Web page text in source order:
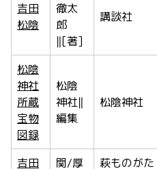
吉田
松陰
徹太
郎
‖[著]
講談社
松陰
神社
所蔵
宝物
図録
松陰
神社‖
編集
松陰神社
吉田
関/厚
萩ものがた